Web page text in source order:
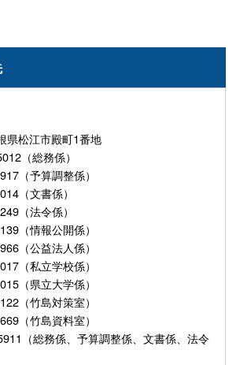
松江市殿町1番地
（総務係）
予算調整係）
文書係）
法令係）
情報公開係）
公益法人係）
私立学校係）
県立大学係）
竹島対策室）
竹島資料室）
（総務係、予算調整係、文書係、法令